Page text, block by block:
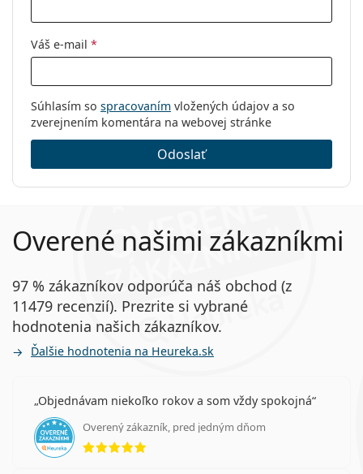
Váš e-mail *
Súhlasím so spracovaním vložených údajov a so
zverejnením komentára na webovej stránke
Odoslať
Overené našimi zákazníkmi
97 % zákazníkov odporúča náš obchod (z
11479 recenzií). Prezrite si vybrané
hodnotenia našich zákazníkov.
Ďalšie hodnotenia na Heureka.sk
Objednávam niekoľko rokov a som vždy spokojná
Overený zákazník, pred jedným dňom
hodnotenie 5 z 5